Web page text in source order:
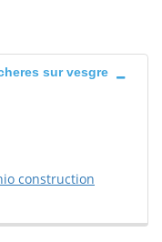
sur vesgre
construction